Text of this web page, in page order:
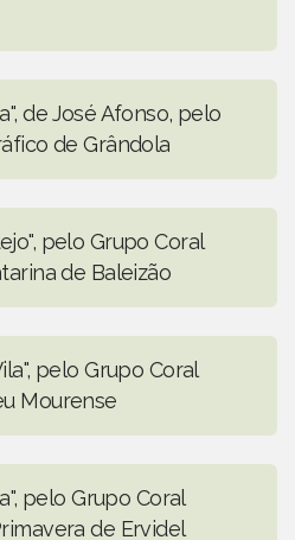
de José Afonso, pelo
de Grândola
pelo Grupo Coral
de Baleizão
pelo Grupo Coral
Mourense
pelo Grupo Coral
de Ervidel